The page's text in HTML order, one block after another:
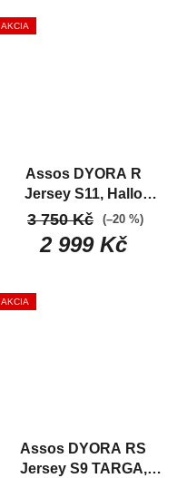
AKCIA
Assos DYORA R
Jersey S11, Hallo
greenZávodný
dámsky cyklo dres do
letného počasia
2 999 Kč
3 750 Kč (–20 %)
AKCIA
Assos DYORA RS
Jersey S9 TARGA,